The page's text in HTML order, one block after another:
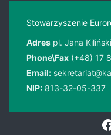
Stowarzyszenie
Adres pl. Jana
Phone\Fax (+48) 17
Email:
NIP: 813-32-05-337